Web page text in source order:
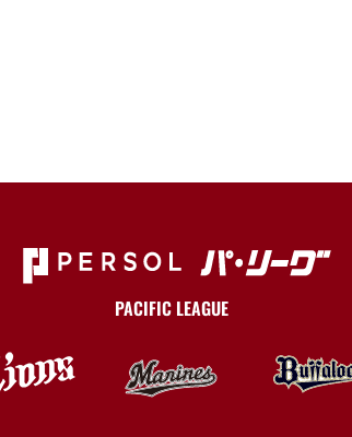
PACIFIC LEAGUE